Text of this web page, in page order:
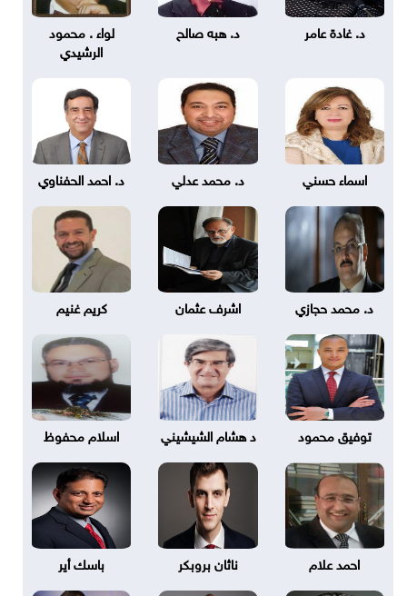
د. غادة عامر د. هبه صالح
لواء . محمود
الرشيدي
اسماء حسني د. محمد عدلي د. احمد الحفناوي
د. محمد حجازي اشرف عثمان كريم غنيم
توفيق محمود د هشام الشيشيني اسلام محفوظ
احمد علام ناثان بروبكر باسك أير